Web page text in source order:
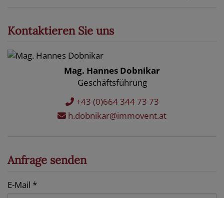
Kontaktieren Sie uns
Mag. Hannes Dobnikar
Geschäftsführung
+43 (0)664 344 73 73
h.dobnikar@immovent.at
Anfrage senden
E-Mail